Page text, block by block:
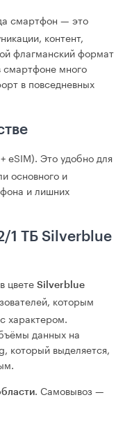
смартфон — это
контент,
флагманский формат
смартфоне много
в повседневных
eSIM). Это удобно для
основного и
и лишних
1 ТБ Silverblue
в цвете Silverblue
которым
характером.
данных на
который выделяется,
. Самовывоз —